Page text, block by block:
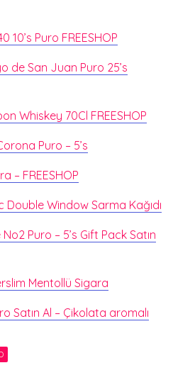
10’s Puro FREESHOP
de San Juan Puro 25’s
Whiskey 70Cl FREESHOP
Puro – 5’s
– FREESHOP
Window Sarma Kağıdı
Puro – 5’s Gift Pack Satın
Mentollü Sigara
Satın Al – Çikolata aromalı